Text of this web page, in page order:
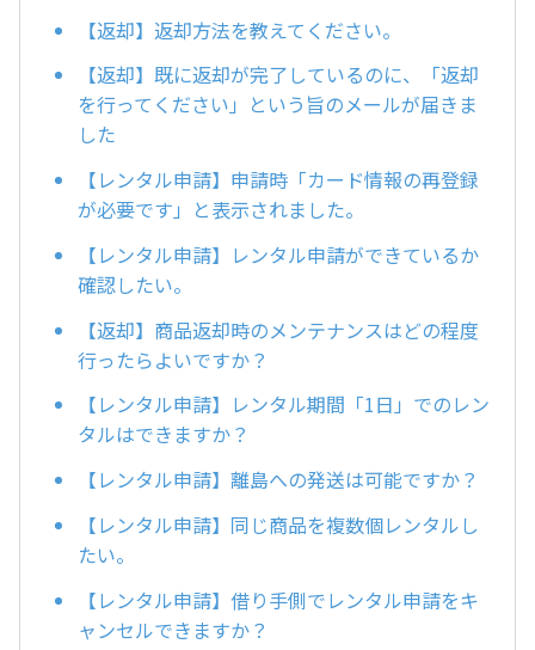
【返却】返却方法を教えてください。
【返却】既に返却が完了しているのに、「返却
を行ってください」という旨のメールが届きま
した
【レンタル申請】申請時「カード情報の再登録
が必要です」と表示されました。
【レンタル申請】レンタル申請ができているか
確認したい。
【返却】商品返却時のメンテナンスはどの程度
行ったらよいですか？
【レンタル申請】レンタル期間「1日」でのレン
タルはできますか？
【レンタル申請】離島への発送は可能ですか？
【レンタル申請】同じ商品を複数個レンタルし
たい。
【レンタル申請】借り手側でレンタル申請をキ
ャンセルできますか？